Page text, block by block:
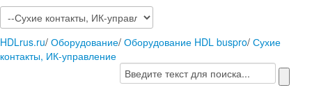
HDLrus.ru/ Оборудование/ Оборудование HDL buspro/ Сухие
контакты, ИК-управление